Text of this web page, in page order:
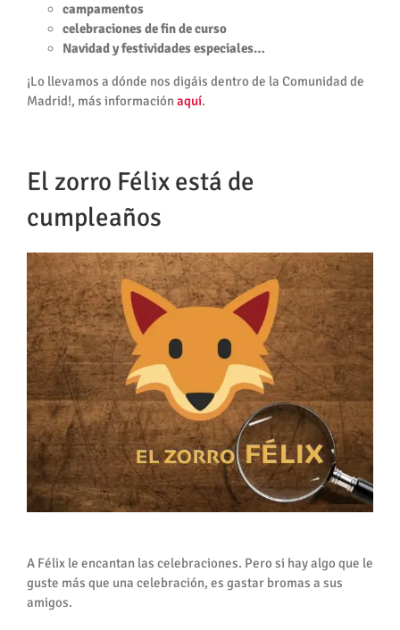
campamentos
celebraciones de fin de curso
Navidad y festividades especiales…
¡Lo llevamos a dónde nos digáis dentro de la Comunidad de
Madrid!, más informaciónaquí.
El zorro Félix está de
cumpleaños
A Félix le encantan las celebraciones. Pero si hay algo que le
guste más que una celebración, es gastar bromas a sus
amigos.